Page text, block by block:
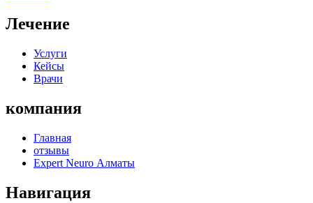
Лечение
Услуги
Кейсы
Врачи
компания
Главная
отзывы
Expert Neuro Алматы
Навигация